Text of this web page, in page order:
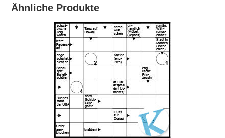
Ähnliche Produkte